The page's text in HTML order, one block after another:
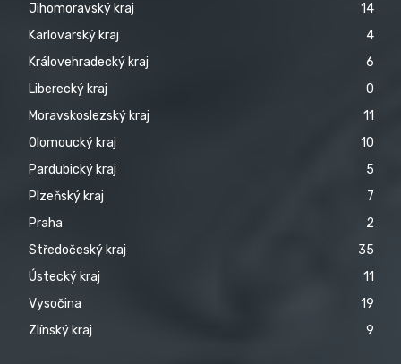
Jihomoravský kraj
14
Karlovarský kraj
4
Královehradecký kraj
6
Liberecký kraj
0
Moravskoslezský kraj
11
Olomoucký kraj
10
Pardubický kraj
5
Plzeňský kraj
7
Praha
2
Středočeský kraj
35
Ústecký kraj
11
Vysočina
19
Zlínský kraj
9